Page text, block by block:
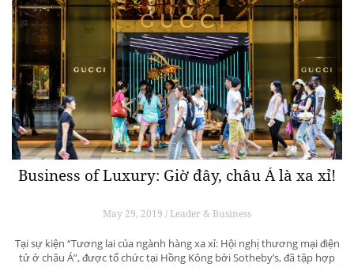
Business of Luxury: Giờ đây, châu Á là xa xỉ!
May 29, 2019 / Leader & Business
Tại sự kiện “Tương lai của ngành hàng xa xỉ: Hội nghị thương mại điện
tử ở châu Á”, được tổ chức tại Hồng Kông bởi Sotheby’s, đã tập hợp